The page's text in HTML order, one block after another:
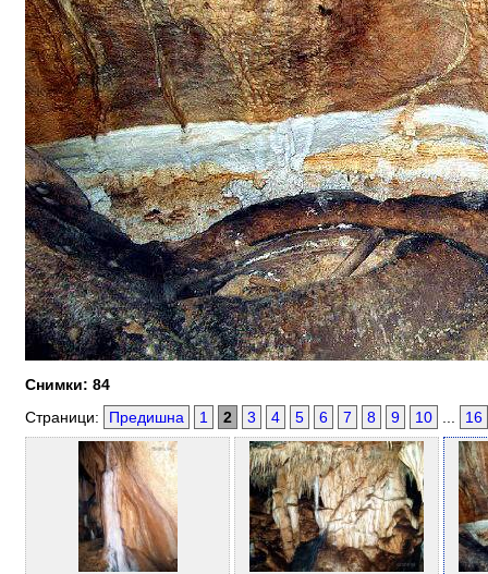
Снимки: 84
Страници:
Предишна 1 2 3 4 5 6 7 8 9 10 16